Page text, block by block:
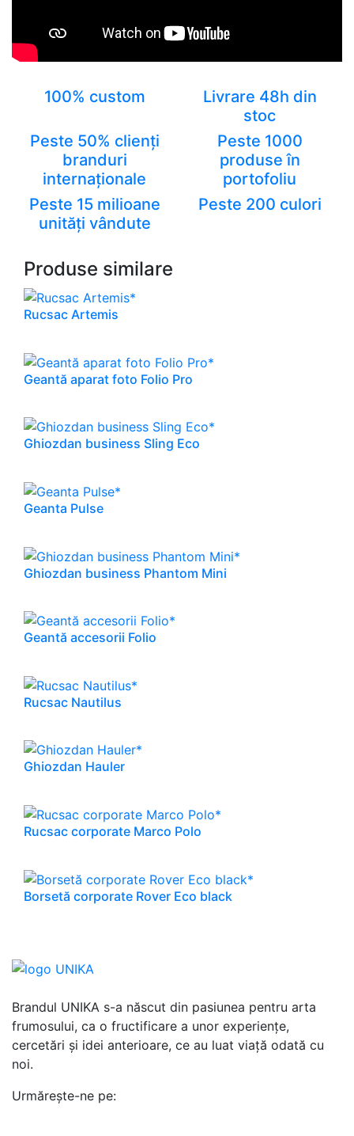
100% custom
Livrare 48h din
stoc
Peste 50% clienți
branduri
internaționale
Peste 1000
produse în
portofoliu
Peste 15 milioane
unități vândute
Peste 200 culori
Produse similare
Rucsac Artemis
Geantă aparat foto Folio Pro
Ghiozdan business Sling Eco
Geanta Pulse
Ghiozdan business Phantom Mini
Geantă accesorii Folio
Rucsac Nautilus
Ghiozdan Hauler
Rucsac corporate Marco Polo
Borsetă corporate Rover Eco black
Brandul UNIKA s-a născut din pasiunea pentru arta
frumosului, ca o fructificare a unor experiențe,
cercetări și idei anterioare, ce au luat viață odată cu
noi.
Urmărește-ne pe: